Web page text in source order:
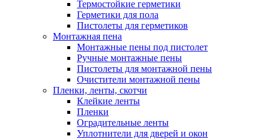
Термостойкие герметики
Герметики для пола
Пистолеты для герметиков
Монтажная пена
Монтажные пены под пистолет
Ручные монтажные пены
Пистолеты для монтажной пены
Очистители монтажной пены
Пленки, ленты, скотчи
Клейкие ленты
Пленки
Оградительные ленты
Уплотнители для дверей и окон